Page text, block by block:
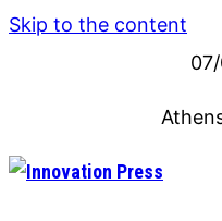
Skip to the content